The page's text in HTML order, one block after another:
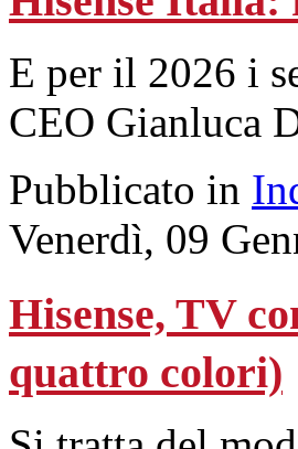
E per il 2026 i
CEO Gianluca
Pubblicato in
Venerdì, 09
Hisense, TV
quattro colori)